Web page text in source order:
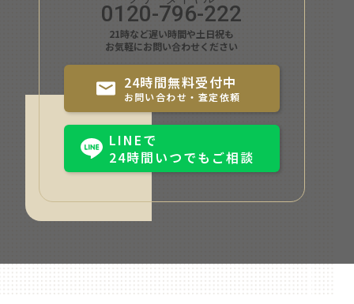
0120-796-222
21時など遅い時間や土日祝も
お気軽にお問い合わせください
24時間無料受付中
お問い合わせ・査定依頼
LINEで
24時間いつでもご相談